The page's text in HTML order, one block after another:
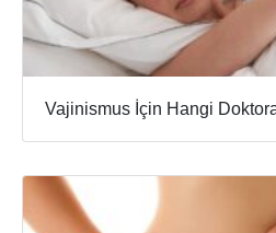
Vajinismus İçin Hangi